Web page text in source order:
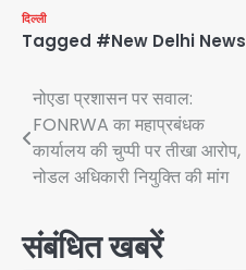
दिल्ली
Tagged #New Delhi News
Post
navigation
नोएडा प्रशासन पर सवाल:
FONRWA का महाप्रबंधक
कार्यालय की चुप्पी पर तीखा आरोप,
नोडल अधिकारी नियुक्ति की मांग
संबंधित खबरें